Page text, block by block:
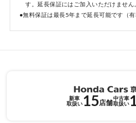
す。延長保証にはご加入いただけません
●無料保証は最長5年まで延長可能です（有
新車
取扱い15店舗
中古車
取扱い